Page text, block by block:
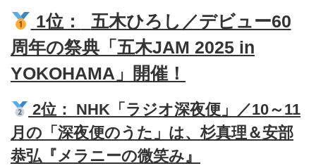
1位：
五木ひろし／デビュー60
周年の祭典「五木JAM 2025 in
YOKOHAMA」開催！
2位： NHK「ラジオ深夜便」／10～11
月の「深夜便のうた」は、杉真理＆安部
恭弘『メラニーの微笑み』